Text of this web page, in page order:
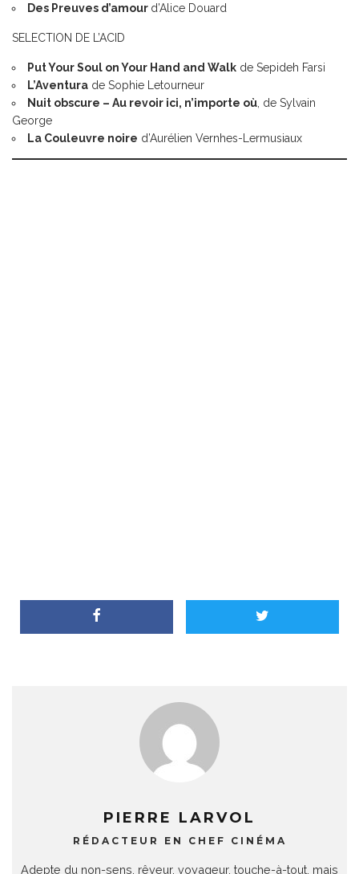
Des Preuves d’amour d’Alice Douard
SELECTION DE L’ACID
Put Your Soul on Your Hand and Walk de Sepideh Farsi
L’Aventura de Sophie Letourneur
Nuit obscure – Au revoir ici, n’importe où , de Sylvain
George
La Couleuvre noire d’Aurélien Vernhes-Lermusiaux
PIERRE LARVOL
RÉDACTEUR EN CHEF CINÉMA
Adepte du non-sens, rêveur, voyageur, touche-à-tout, mais